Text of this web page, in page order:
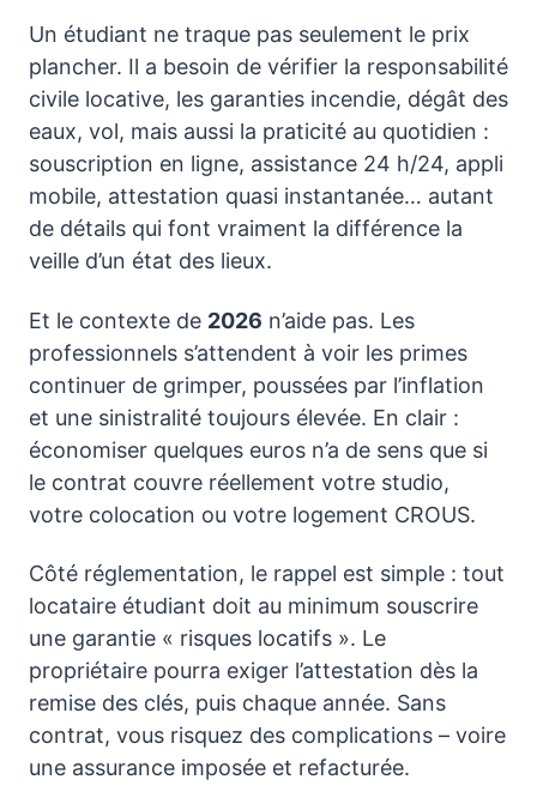
Un étudiant ne traque pas seulement le prix
plancher. Il a besoin de vérifier la responsabilité
civile locative, les garanties incendie, dégât des
eaux, vol, mais aussi la praticité au quotidien :
souscription en ligne, assistance 24 h/24, appli
mobile, attestation quasi instantanée… autant
de détails qui font vraiment la différence la
veille d’un état des lieux.
Et le contexte de 2026 n’aide pas. Les
professionnels s’attendent à voir les primes
continuer de grimper, poussées par l’inflation
et une sinistralité toujours élevée. En clair :
économiser quelques euros n’a de sens que si
le contrat couvre réellement votre studio,
votre colocation ou votre logement CROUS.
Côté réglementation, le rappel est simple : tout
locataire étudiant doit au minimum souscrire
une garantie « risques locatifs ». Le
propriétaire pourra exiger l’attestation dès la
remise des clés, puis chaque année. Sans
contrat, vous risquez des complications – voire
une assurance imposée et refacturée.